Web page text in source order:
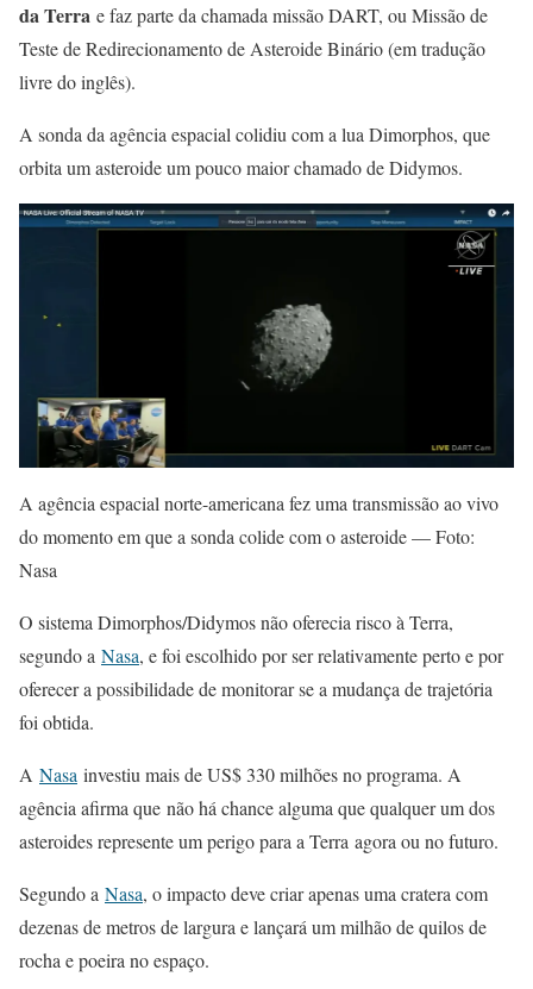
da Terra e faz parte da chamada missão DART, ou Missão de
Teste de Redirecionamento de Asteroide Binário (em tradução
livre do inglês).
A sonda da agência espacial colidiu com a lua Dimorphos, que
orbita um asteroide um pouco maior chamado de Didymos.
A agência espacial norte-americana fez uma transmissão ao vivo
do momento em que a sonda colide com o asteroide — Foto:
Nasa
O sistema Dimorphos/Didymos não oferecia risco à Terra,
segundo a Nasa, e foi escolhido por ser relativamente perto e por
oferecer a possibilidade de monitorar se a mudança de trajetória
foi obtida.
A Nasa investiu mais de US$ 330 milhões no programa. A
agência afirma que não há chance alguma que qualquer um dos
asteroides represente um perigo para a Terra agora ou no futuro.
Segundo a Nasa, o impacto deve criar apenas uma cratera com
dezenas de metros de largura e lançará um milhão de quilos de
rocha e poeira no espaço.